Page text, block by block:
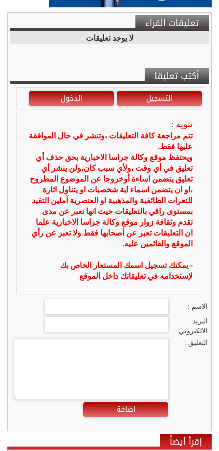
تعليقات القراء
لا يوجد تعليقات
أكتب تعليقا
التسجيل الدخول
تنويه :
تتم مراجعة كافة التعليقات ،وتنشر في حال الموافقة
عليها فقط.
ويحتفظ موقع وكالة جراسا الاخبارية بحق حذف أي
تعليق في أي وقت ،ولأي سبب كان،ولن ينشر أي
تعليق يتضمن اساءة أوخروجا عن الموضوع المطروح
،او ان يتضمن اسماء اية شخصيات او يتناول اثارة
للنعرات الطائفية والمذهبية او العنصرية آملين التقيد
بمستوى راقي بالتعليقات حيث انها تعبر عن مدى
تقدم وثقافة زوار موقع وكالة جراسا الاخبارية علما
ان التعليقات تعبر عن أصحابها فقط ولا تعبر عن رأي
الموقع والقائمين عليه.
- يمكنك تسجيل اسمك المستعار الخاص بك
لإستخدامه في تعليقاتك داخل الموقع
الاسم :
البريد
الالكتروني :
التعليق :
اضافة
إقرأ أيضاً